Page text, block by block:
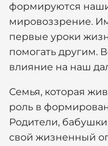
формируются
мировоззрение.
первые уроки
помогать другим.
влияние на наш
Семья, которая
роль в
Родители,
свой жизненный